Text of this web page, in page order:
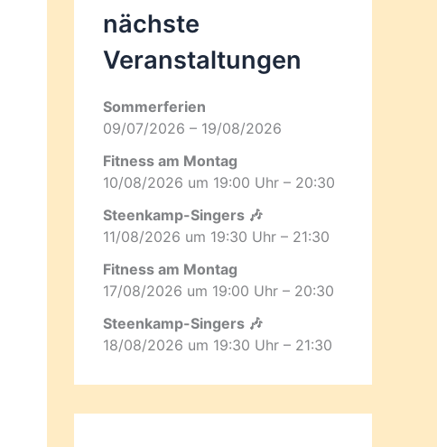
nächste
Veranstaltungen
Sommerferien
09/07/2026 – 19/08/2026
Fitness am Montag
10/08/2026 um 19:00 Uhr – 20:30
Steenkamp-Singers 🎶
11/08/2026 um 19:30 Uhr – 21:30
Fitness am Montag
17/08/2026 um 19:00 Uhr – 20:30
Steenkamp-Singers 🎶
18/08/2026 um 19:30 Uhr – 21:30